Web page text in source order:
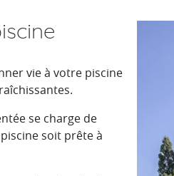
vie à votre piscine
se charge de
soit prête à